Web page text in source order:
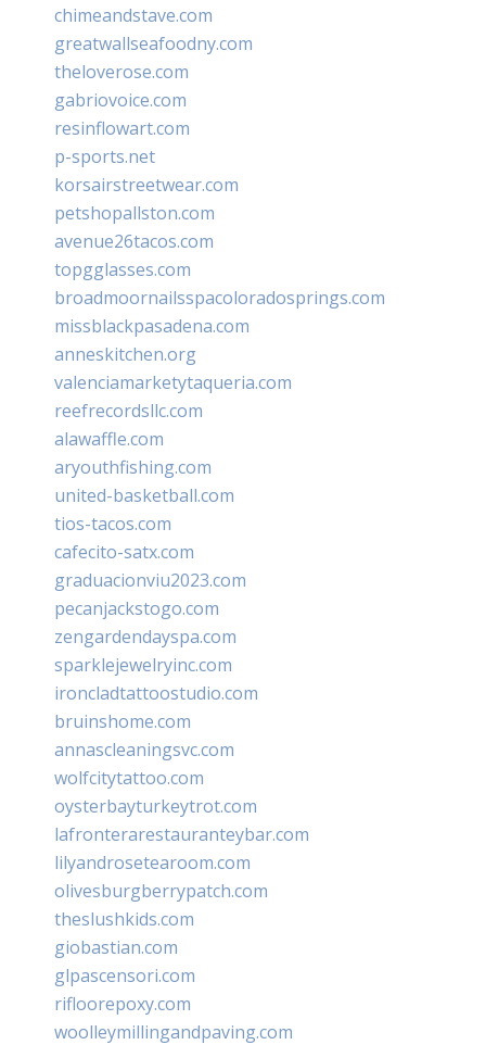
chimeandstave.com
greatwallseafoodny.com
theloverose.com
gabriovoice.com
resinflowart.com
p-sports.net
korsairstreetwear.com
petshopallston.com
avenue26tacos.com
topgglasses.com
broadmoornailsspacoloradosprings.com
missblackpasadena.com
anneskitchen.org
valenciamarketytaqueria.com
reefrecordsllc.com
alawaffle.com
aryouthfishing.com
united-basketball.com
tios-tacos.com
cafecito-satx.com
graduacionviu2023.com
pecanjackstogo.com
zengardendayspa.com
sparklejewelryinc.com
ironcladtattoostudio.com
bruinshome.com
annascleaningsvc.com
wolfcitytattoo.com
oysterbayturkeytrot.com
lafronterarestauranteybar.com
lilyandrosetearoom.com
olivesburgberrypatch.com
theslushkids.com
giobastian.com
glpascensori.com
rifloorepoxy.com
woolleymillingandpaving.com